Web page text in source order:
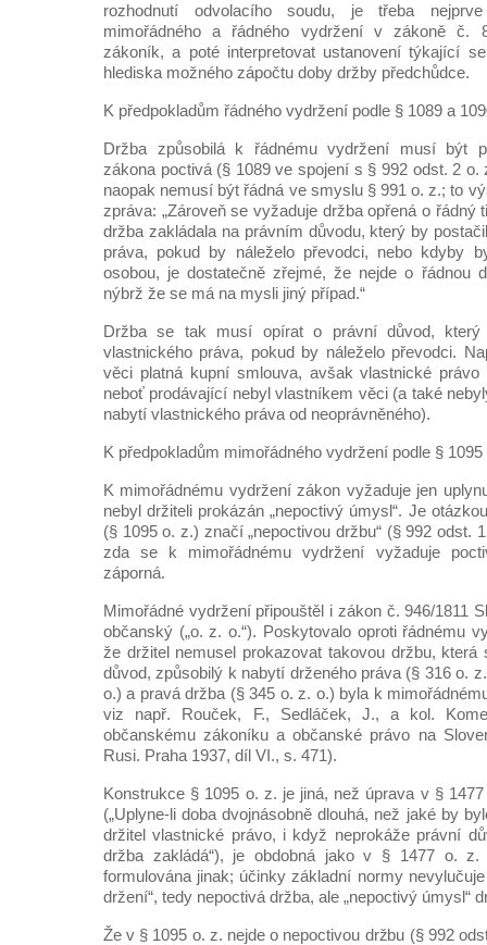
rozhodnutí odvolacího soudu, je třeba
mimořádného a řádného vydržení v zákoně č.
zákoník, a poté interpretovat ustanovení týkající
hlediska možného zápočtu doby držby předchůdce.
K předpokladům řádného vydržení podle § 1089 a
Držba způsobilá k řádnému vydržení musí být
zákona poctivá (§ 1089 ve spojení s § 992 odst. 2
naopak nemusí být řádná ve smyslu § 991 o. z.; to
zpráva: „Zároveň se vyžaduje držba opřená o řádný
držba zakládala na právním důvodu, který by
práva, pokud by náleželo převodci, nebo kdyby
osobou, je dostatečně zřejmé, že nejde o řádnou
nýbrž že se má na mysli jiný případ.“
Držba se tak musí opírat o právní důvod,
vlastnického práva, pokud by náleželo převodci.
věci platná kupní smlouva, avšak vlastnické právo
neboť prodávající nebyl vlastníkem věci (a také
nabytí vlastnického práva od neoprávněného).
K předpokladům mimořádného vydržení podle § 1095
K mimořádnému vydržení zákon vyžaduje jen
nebyl držiteli prokázán „nepoctivý úmysl“. Je
(§ 1095 o. z.) značí „nepoctivou držbu“ (§ 992 odst.
zda se k mimořádnému vydržení vyžaduje
záporná.
Mimořádné vydržení připouštěl i zákon č. 946/1811
občanský („o. z. o.“). Poskytovalo oproti řádnému
že držitel nemusel prokazovat takovou držbu,
důvod, způsobilý k nabytí drženého práva (§ 316 o.
o.) a pravá držba (§ 345 o. z. o.) byla k
viz např. Rouček, F., Sedláček, J., a kol.
občanskému zákoníku a občanské právo na
Rusi. Praha 1937, díl VI., s. 471).
Konstrukce § 1095 o. z. je jiná, než úprava v §
(„Uplyne-li doba dvojnásobně dlouhá, než jaké by
držitel vlastnické právo, i když neprokáže právní
držba zakládá“), je obdobná jako v § 1477 o.
formulována jinak; účinky základní normy
držení“, tedy nepoctivá držba, ale „nepoctivý úmysl“
Že v § 1095 o. z. nejde o nepoctivou držbu (§ 992